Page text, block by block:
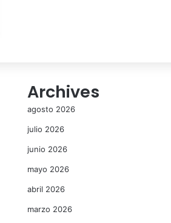
Archives
agosto 2026
julio 2026
junio 2026
mayo 2026
abril 2026
marzo 2026